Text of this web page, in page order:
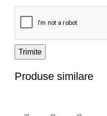
Produse similare